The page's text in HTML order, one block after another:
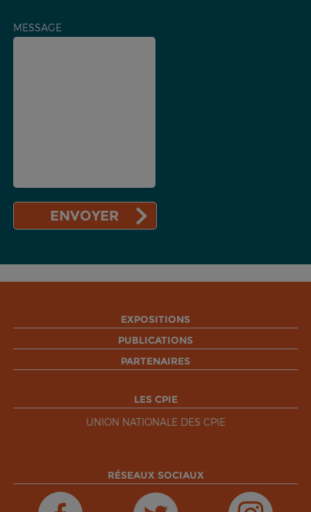
MESSAGE
EXPOSITIONS
PUBLICATIONS
PARTENAIRES
LES CPIE
UNION NATIONALE DES CPIE
RÉSEAUX SOCIAUX